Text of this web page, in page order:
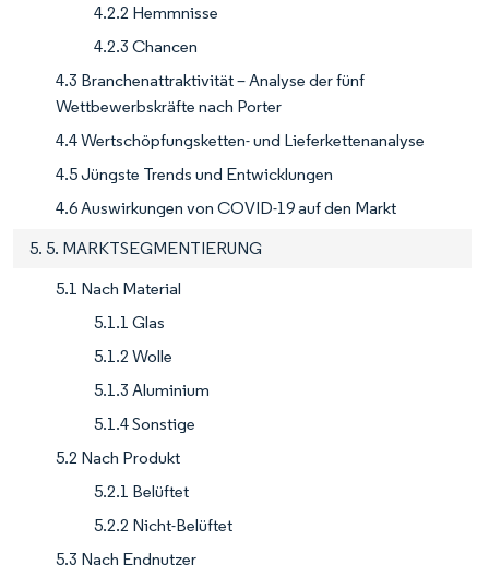
4.2.2 Hemmnisse
4.2.3 Chancen
4.3 Branchenattraktivität – Analyse der fünf
Wettbewerbskräfte nach Porter
4.4 Wertschöpfungsketten- und Lieferkettenanalyse
4.5 Jüngste Trends und Entwicklungen
4.6 Auswirkungen von COVID-19 auf den Markt
5. 5. MARKTSEGMENTIERUNG
5.1 Nach Material
5.1.1 Glas
5.1.2 Wolle
5.1.3 Aluminium
5.1.4 Sonstige
5.2 Nach Produkt
5.2.1 Belüftet
5.2.2 Nicht-Belüftet
5.3 Nach Endnutzer